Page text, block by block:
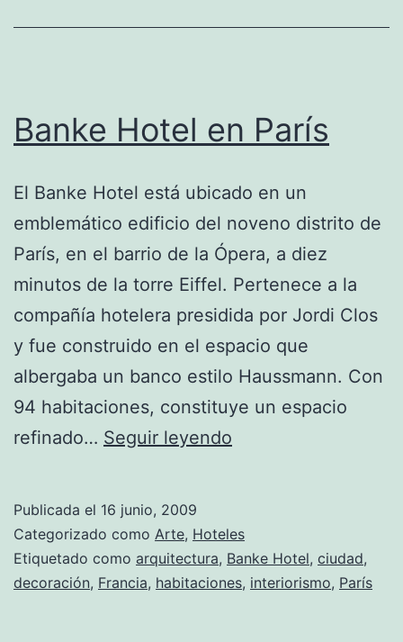
Banke Hotel en París
El Banke Hotel está ubicado en un
emblemático edificio del noveno distrito de
París, en el barrio de la Ópera, a diez
minutos de la torre Eiffel. Pertenece a la
compañía hotelera presidida por Jordi Clos
y fue construido en el espacio que
albergaba un banco estilo Haussmann. Con
94 habitaciones, constituye un espacio
refinado… Seguir leyendo
París
Publicada el 16 junio, 2009
Categorizado como Arte, Hoteles
Etiquetado como arquitectura, Banke Hotel, ciudad,
decoración, Francia, habitaciones, interiorismo, París